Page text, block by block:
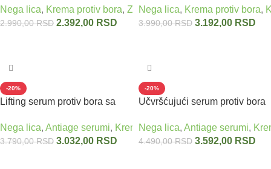
DERM 50 ml
Nega lica, Krema protiv bora, Zmijski otrov - Umesto botoksa
2.990,00RSD 2.392,00 RSD
peptidima BACK IN TIME
VIVADERM
Nega lica, Krema protiv bora,
3.990,00RSD 3.192,00 RSD
-20%
Lifting serum protiv bora sa
SERUM SERPENS DERM 40
ml
Nega lica, Antiage serumi, Krema protiv bora, Zmijski otrov -
3.790,00RSD 3.032,00 RSD
-20%
Učvršćujući serum protiv bora
BACK IN TIME VIVADERM
Nega lica, Antiage serumi,
4.490,00RSD 3.592,00 RSD